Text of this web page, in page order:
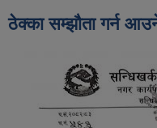
ठेक्का सम्झौता गर्न